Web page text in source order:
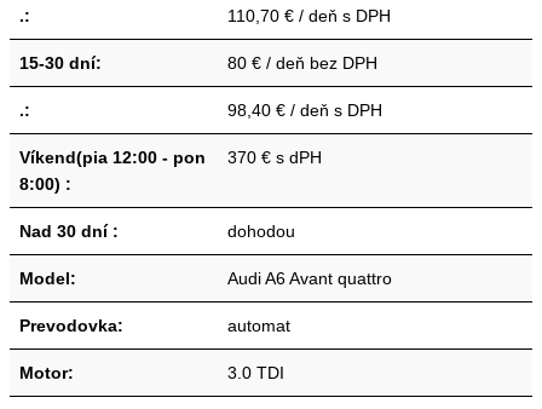
.: 110,70 € / deň s DPH
15-30 dní: 80 € / deň bez DPH
.: 98,40 € / deň s DPH
Víkend(pia 12:00 - pon
8:00) :
370 € s dPH
Nad 30 dní : dohodou
Model: Audi A6 Avant quattro
Prevodovka: automat
Motor: 3.0 TDI